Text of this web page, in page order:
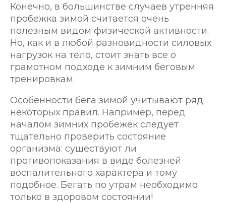
Конечно, в большинстве случаев утренняя
пробежка зимой считается очень
полезным видом физической активности.
Но, как и в любой разновидности силовых
нагрузок на тело, стоит знать все о
грамотном подходе к зимним беговым
тренировкам.
Особенности бега зимой учитывают ряд
некоторых правил. Например, перед
началом зимних пробежек следует
тщательно проверить состояние
организма: существуют ли
противопоказания в виде болезней
воспалительного характера и тому
подобное. Бегать по утрам необходимо
только в здоровом состоянии!